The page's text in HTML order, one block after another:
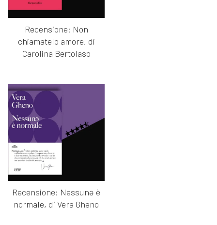
Recensione: Non
chiamatelo amore, di
Carolina Bertolaso
Recensione: Nessunə è
normale, di Vera Gheno